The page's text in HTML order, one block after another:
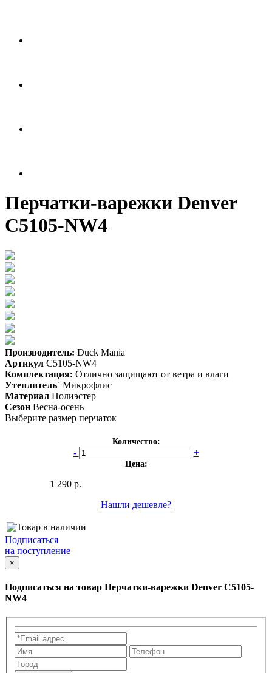
Перчатки-варежки Denver
C5105-NW4
Производитель: Duck Mania
Артикул C5105-NW4
Комплектация: Отлично защищают от ветра и влаги
Утеплитель` Микрофлис
Материал Полиэстер
Сезон Весна-осень
Выберите размер перчаток
Количество:
- +
Цена:
1 290 р.
Нашли дешевле?
Подписаться
на поступление
×
Подписаться на товар Перчатки-варежки Denver C5105-
NW4